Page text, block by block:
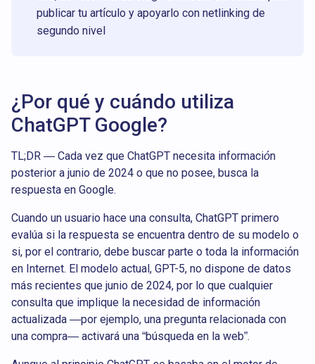
publicar tu artículo y apoyarlo con netlinking de
segundo nivel
¿Por qué y cuándo utiliza
ChatGPT Google?
TL;DR — Cada vez que ChatGPT necesita información
posterior a junio de 2024 o que no posee, busca la
respuesta en Google.
Cuando un usuario hace una consulta, ChatGPT primero
evalúa si la respuesta se encuentra dentro de su modelo o
si, por el contrario, debe buscar parte o toda la información
en Internet. El modelo actual, GPT-5, no dispone de datos
más recientes que junio de 2024, por lo que cualquier
consulta que implique la necesidad de información
actualizada —por ejemplo, una pregunta relacionada con
una compra— activará una “búsqueda en la web”.